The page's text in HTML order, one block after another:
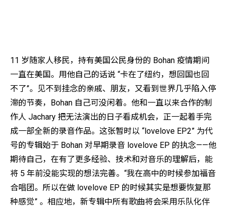
11 岁随家人移民，持有美国公民身份的 Bohan 疫情期间
一直在美国。用他自己的话说 “卡在了纽约，想回国也回
不了”。见不到挂念的亲戚、朋友，又看到世界几乎陷入停
滞的节奏，Bohan 自己可没闲着。他和一直以来合作的制
作人 Jachary 把无法演出的日子看成机会，正一起着手完
成一部全新的录音作品。这张暂时以 “lovelove EP2” 为代
号的专辑始于 Bohan 对早期录音 lovelove EP 的执念——他
期待自己，在有了更多经验、技术和对音乐的理解后，能
将 5 年前没能实现的想法完善。“我在高中的时候参加福音
合唱团。所以在做 lovelove EP 的时候其实是想要恢复那
种感觉” 。相应地，新专辑中所有歌曲将会采用乐队化伴